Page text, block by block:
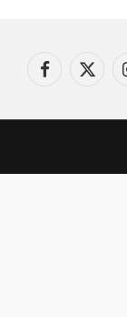
Facebook
X